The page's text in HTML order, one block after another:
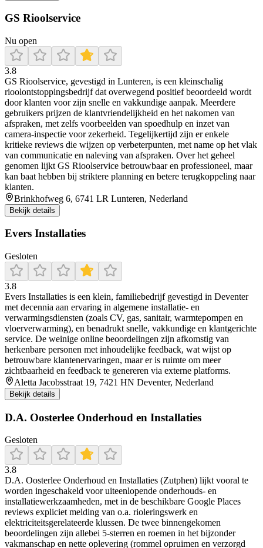
GS Rioolservice
Nu open
3.8
GS Rioolservice, gevestigd in Lunteren, is een kleinschalig
rioolontstoppingsbedrijf dat overwegend positief beoordeeld wordt
door klanten voor zijn snelle en vakkundige aanpak. Meerdere
gebruikers prijzen de klantvriendelijkheid en het nakomen van
afspraken, met zelfs voorbeelden van spoedhulp en inzet van
camera-inspectie voor zekerheid. Tegelijkertijd zijn er enkele
kritieke reviews die wijzen op verbeterpunten, met name op het vlak
van communicatie en naleving van afspraken. Over het geheel
genomen lijkt GS Rioolservice betrouwbaar en professioneel, maar
kan baat hebben bij striktere planning en betere terugkoppeling naar
klanten.
Brinkhofweg 6, 6741 LR Lunteren, Nederland
Bekijk details
Evers Installaties
Gesloten
3.8
Evers Installaties is een klein, familiebedrijf gevestigd in Deventer
met decennia aan ervaring in algemene installatie- en
verwarmingsdiensten (zoals CV, gas, sanitair, warmtepompen en
vloerverwarming), en benadrukt snelle, vakkundige en klantgerichte
service. De weinige online beoordelingen zijn afkomstig van
herkenbare personen met inhoudelijke feedback, wat wijst op
betrouwbare klantenervaringen, maar er is ruimte om meer
zichtbaarheid en feedback te genereren via externe platforms.
Aletta Jacobsstraat 19, 7421 HN Deventer, Nederland
Bekijk details
D.A. Oosterlee Onderhoud en Installaties
Gesloten
3.8
D.A. Oosterlee Onderhoud en Installaties (Zutphen) lijkt vooral te
worden ingeschakeld voor uiteenlopende onderhouds- en
installatiewerkzaamheden, met in de beschikbare Google Places
reviews expliciet melding van o.a. rioleringswerk en
elektriciteitsgerelateerde klussen. De twee binnengekomen
beoordelingen zijn allebei 5-sterren en roemen in het bijzonder
vakmanschap en nette oplevering (rommel opruimen en verzorgd